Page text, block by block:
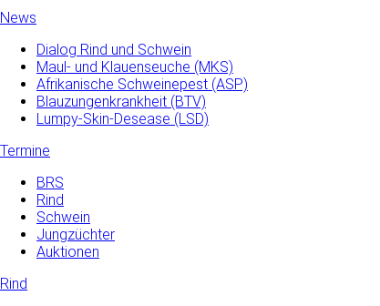
News
Dialog Rind und Schwein
Maul- und­ Klauenseuche­ (MKS)
Afrikanische Schweinepest (ASP)
Blauzungenkrankheit (BTV)
Lumpy-Skin-Desease (LSD)
Termine
BRS
Rind
Schwein
Jungzüchter
Auktionen
Rind